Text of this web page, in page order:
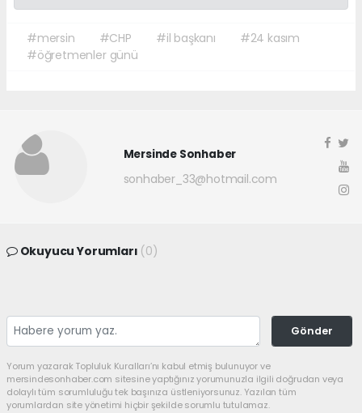
#mersin #CHP #il başkanı
#24 kasım
#öğretmenler günü
Mersinde Sonhaber
sonhaber_33@hotmail.com
Okuyucu Yorumları (0)
Gönder
Yorum yazarak Topluluk Kuralları’nı kabul etmiş bulunuyor ve
mersindesonhaber.com sitesine yaptığınız yorumunuzla ilgili doğrudan veya
dolaylı tüm sorumluluğu tek başınıza üstleniyorsunuz. Yazılan tüm
yorumlardan site yönetimi hiçbir şekilde sorumlu tutulamaz.